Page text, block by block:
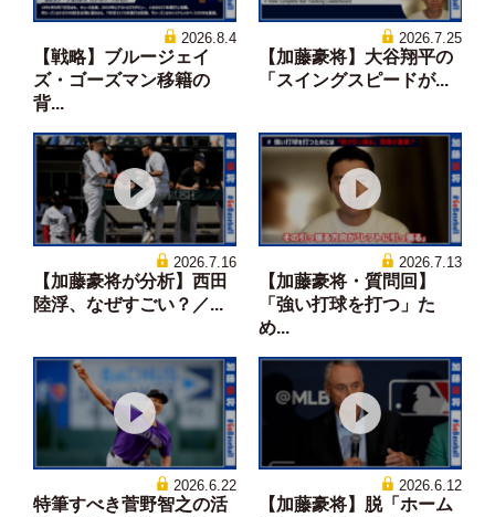
2026.8.4
【戦略】ブルージェイ
ズ・ゴーズマン移籍の
背...
2026.7.25
【加藤豪将】大谷翔平の
「スイングスピードが...
2026.7.16
【加藤豪将が分析】西田
陸浮、なぜすごい？／...
2026.7.13
【加藤豪将・質問回】
「強い打球を打つ」た
め...
2026.6.22
特筆すべき菅野智之の活
2026.6.12
【加藤豪将】脱「ホーム